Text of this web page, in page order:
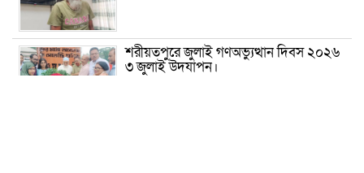
শরীয়তপুরে জুলাই গণঅভ্যুত্থান দিবস ২০২৬
৩ জুলাই উদযাপন।